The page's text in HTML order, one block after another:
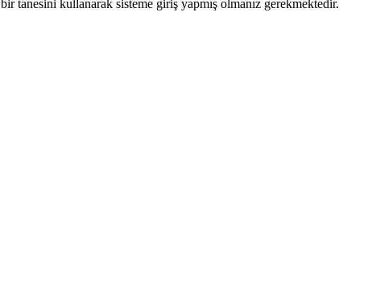
kullanarak sisteme giriş yapmış olmanız gerekmektedir.